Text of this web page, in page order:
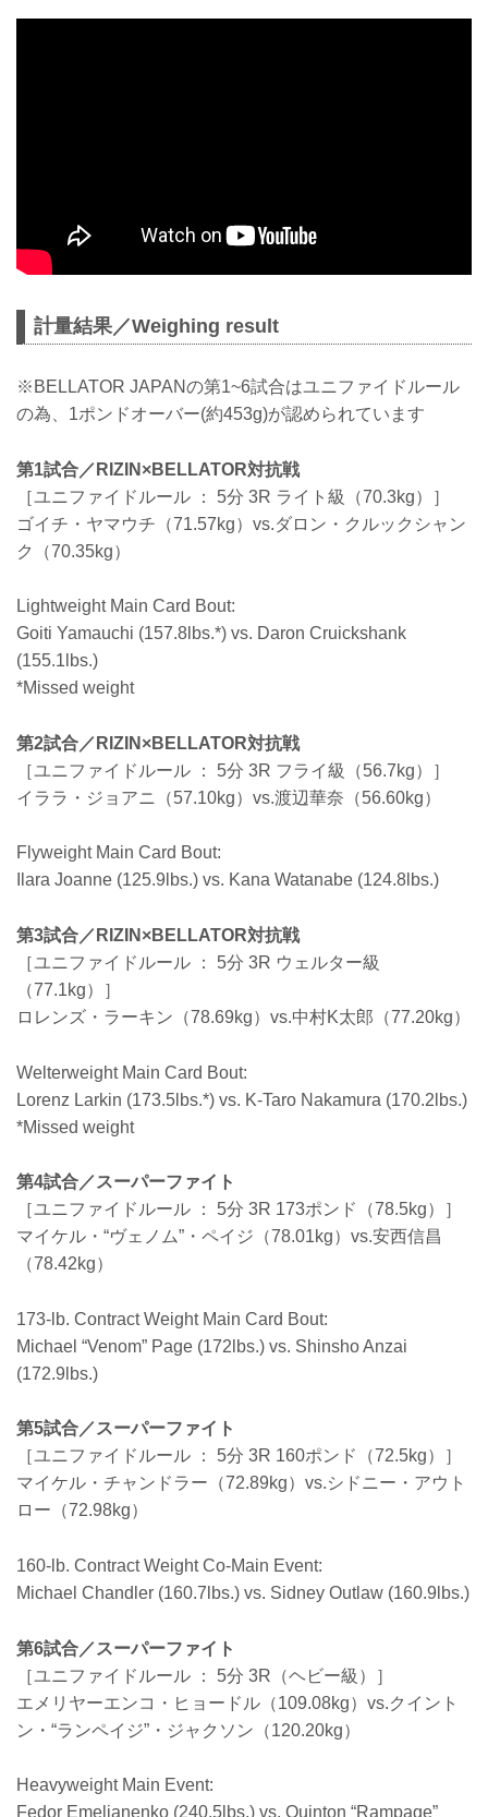
計量結果／Weighing result
※BELLATOR JAPANの第1~6試合はユニファイドルール
の為、1ポンドオーバー(約453g)が認められています
第1試合／RIZIN×BELLATOR対抗戦
［ユニファイドルール ： 5分 3R ライト級（70.3kg）］
ゴイチ・ヤマウチ（71.57kg）vs.ダロン・クルックシャン
ク（70.35kg）
Lightweight Main Card Bout:
Goiti Yamauchi (157.8lbs.*) vs. Daron Cruickshank
(155.1lbs.)
*Missed weight
第2試合／RIZIN×BELLATOR対抗戦
［ユニファイドルール ： 5分 3R フライ級（56.7kg）］
イララ・ジョアニ（57.10kg）vs.渡辺華奈（56.60kg）
Flyweight Main Card Bout:
Ilara Joanne (125.9lbs.) vs. Kana Watanabe (124.8lbs.)
第3試合／RIZIN×BELLATOR対抗戦
［ユニファイドルール ： 5分 3R ウェルター級
（77.1kg）］
ロレンズ・ラーキン（78.69kg）vs.中村K太郎（77.20kg）
Welterweight Main Card Bout:
Lorenz Larkin (173.5lbs.*) vs. K-Taro Nakamura (170.2lbs.)
*Missed weight
第4試合／スーパーファイト
［ユニファイドルール ： 5分 3R 173ポンド（78.5kg）］
マイケル・“ヴェノム”・ペイジ（78.01kg）vs.安西信昌
（78.42kg）
173-lb. Contract Weight Main Card Bout:
Michael “Venom” Page (172lbs.) vs. Shinsho Anzai
(172.9lbs.)
第5試合／スーパーファイト
［ユニファイドルール ： 5分 3R 160ポンド（72.5kg）］
マイケル・チャンドラー（72.89kg）vs.シドニー・アウト
ロー（72.98kg）
160-lb. Contract Weight Co-Main Event:
Michael Chandler (160.7lbs.) vs. Sidney Outlaw (160.9lbs.)
第6試合／スーパーファイト
［ユニファイドルール ： 5分 3R（ヘビー級）］
エメリヤーエンコ・ヒョードル（109.08kg）vs.クイント
ン・“ランペイジ”・ジャクソン（120.20kg）
Heavyweight Main Event:
Fedor Emelianenko (240.5lbs.) vs. Quinton “Rampage”